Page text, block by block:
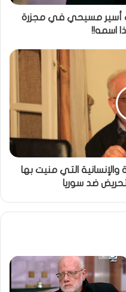
أسير مسيحي في مجزرة
اسمه!!
والإنسانية التي منيت بها
ضد سوريا